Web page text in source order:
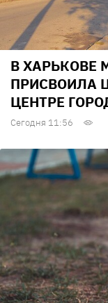
В ХАРЬКОВЕ
ПРИСВОИЛА
ЦЕНТРЕ
Сегодня 11:56